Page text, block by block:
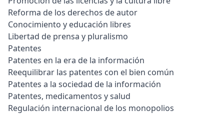
Reforma de los derechos de autor
Conocimiento y educación libres
Libertad de prensa y pluralismo
Patentes
Patentes en la era de la información
Reequilibrar las patentes con el bien común
Patentes a la sociedad de la información
Patentes, medicamentos y salud
Regulación internacional de los monopolios